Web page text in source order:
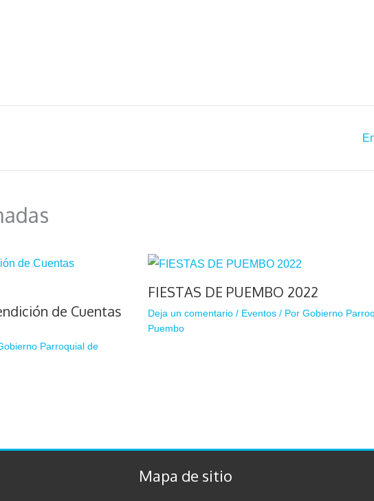
de Cuentas
Parroquial de
FIESTAS DE PUEMBO 2022
Deja un comentario / Eventos/ Por Gobierno
Puembo
Mapa de sitio